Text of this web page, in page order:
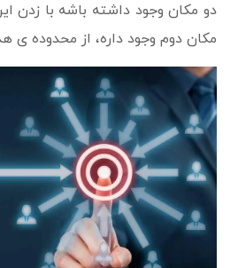
دو مکان وجود داشته باشه با زدن
مکان دوم وجود داره، از محدوده ی